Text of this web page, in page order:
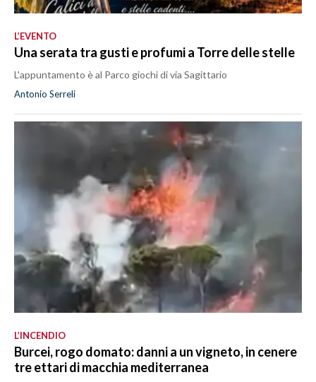
L’EVENTO
Una serata tra gusti e profumi a Torre delle stelle
L'appuntamento è al Parco giochi di via Sagittario
Antonio Serreli
L’INCENDIO
Burcei, rogo domato: danni a un vigneto, in cenere
tre ettari di macchia mediterranea